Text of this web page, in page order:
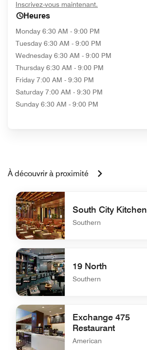
Inscrivez-vous maintenant.
Heures
Monday 6:30 AM - 9:00 PM
Tuesday 6:30 AM - 9:00 PM
Wednesday 6:30 AM - 9:00 PM
Thursday 6:30 AM - 9:00 PM
Friday 7:00 AM - 9:30 PM
Saturday 7:00 AM - 9:30 PM
Sunday 6:30 AM - 9:00 PM
À découvrir à proximité
South City Kitchen
Southern
undefined South City Kitchen
19 North
Southern
undefined 19 North
Exchange 475
Restaurant
American